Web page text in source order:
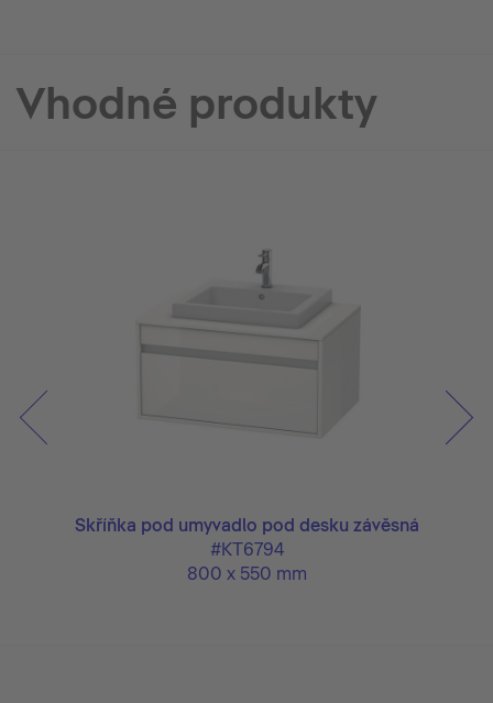
Vhodné produkty
Skříňka pod umyvadlo pod desku závěsná
#KT6794
800 x 550 mm